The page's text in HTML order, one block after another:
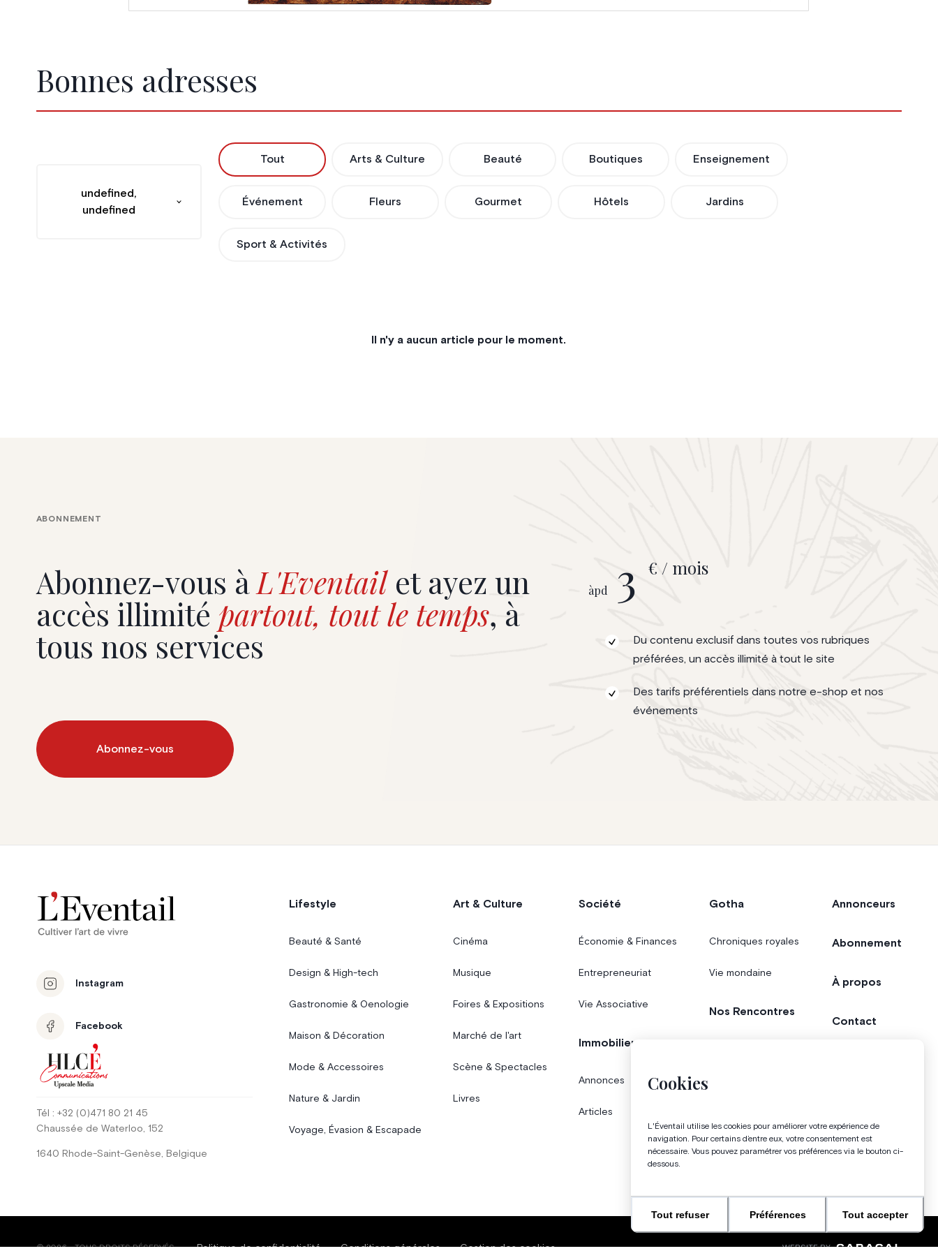
Bonnes adresses
undefined,
undefined
Tout Arts & Culture Beauté Boutiques Enseignement
Événement Fleurs Gourmet Hôtels Jardins
Sport & Activités
Il n'y a aucun article pour le moment.
Cookies
L'Éventail utilise les cookies pour améliorer votre expérience de
navigation. Pour certains d’entre eux, votre consentement est
nécessaire. Vous pouvez paramétrer vos préférences via le bouton ci-
dessous.
Tout refuser Préférences Tout accepter
Abonnez-vous àL'Eventailet ayez un
accès illimité partout, tout le temps, à
tous nos services
ABONNEMENT
Abonnez-vous
àpd 3 € / mois
Du contenu exclusif dans toutes vos rubriques
préférées, un accès illimité à tout le site
Des tarifs préférentiels dans notre e-shop et nos
événements
Instagram
Facebook
Tél
: +32 (0)471 80 21 45
Chaussée de Waterloo , 152
1640 Rhode-Saint-Genèse Belgique
Lifestyle
Beauté & Santé
Design & High-tech
Gastronomie & Oenologie
Maison & Décoration
Mode & Accessoires
Nature & Jardin
Voyage, Évasion & Escapade
Art & Culture
Cinéma
Musique
Foires & Expositions
Marché de l'art
Scène & Spectacles
Livres
Société
Économie & Finances
Entrepreneuriat
Vie Associative
Immobilier
Annonces
Articles
Gotha
Chroniques royales
Vie mondaine
Nos Rencontres
Magazine
Annonceurs
Abonnement
À propos
Contact
©2026-TOUS DROITS RÉSERVÉS Politique de confidentialité Conditions générales Gestion des cookies WEBSITE BY